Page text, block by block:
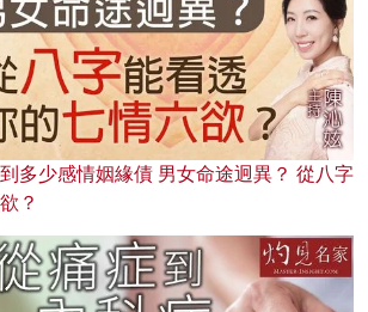
多少感情姻緣債 男女命途迥異？ 從八字
？